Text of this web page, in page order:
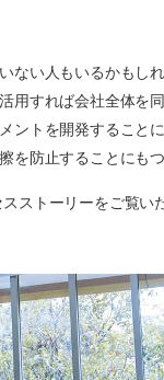
ない人もいるかもし
用すれば会社全体を
ントを開発すること
防止することにもつ
ストーリーをご覧い